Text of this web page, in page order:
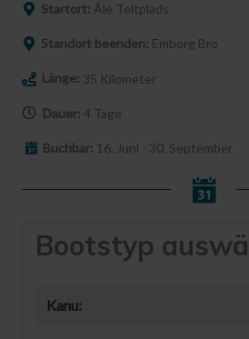
Startort: Åle Teltplads
Standort beenden: Emborg Bro
Länge: 35 Kilometer
Dauer: 4 Tage
Buchbar: 16. Juni - 30. September
Bootstyp
Kanu: